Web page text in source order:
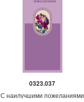
0323.037
С наилучшими пожеланиями